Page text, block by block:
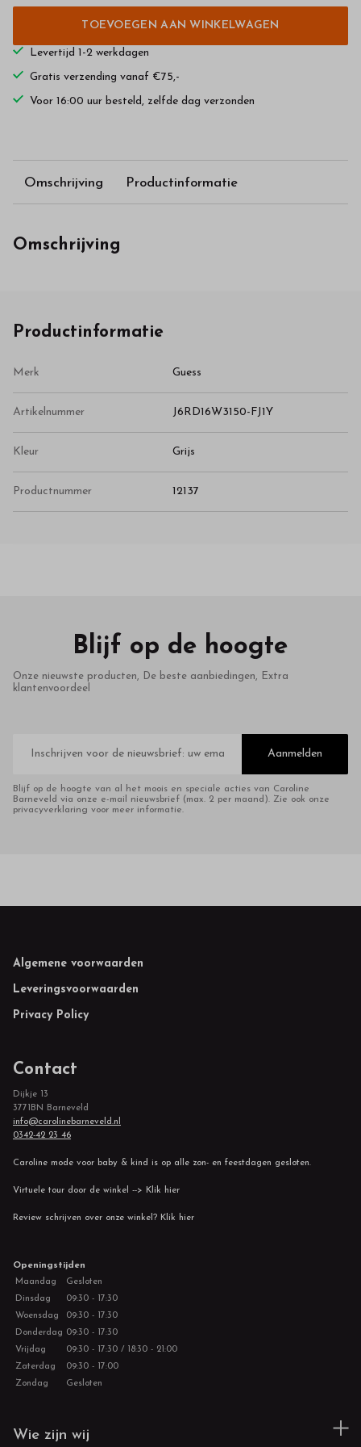
TOEVOEGEN AAN WINKELWAGEN
Levertijd 1-2 werkdagen
Gratis verzending vanaf €75,-
Voor 16:00 uur besteld, zelfde dag verzonden
Omschrijving Productinformatie
Omschrijving
Productinformatie
Merk Guess
Artikelnummer J6RD16W3150-FJ1Y
Kleur Grijs
Productnummer 12137
Blijf op de hoogte
Onze nieuwste producten, De beste aanbiedingen, Extra
klantenvoordeel
mailadres
Aanmelden
Blijf op de hoogte van al het moois en speciale acties van Caroline
Barneveld via onze e-mail nieuwsbrief (max. 2 per maand). Zie ook onze
privacyverklaring voor meer informatie.
Footer
Algemene voorwaarden
Leveringsvoorwaarden
Privacy Policy
Contact
Dijkje 13
3771BN Barneveld
info@carolinebarneveld.nl
0342-42 23 46
Caroline mode voor baby & kind is op alle zon- en feestdagen gesloten.
Virtuele tour door de winkel --> Klik hier
Review schrijven over onze winkel? Klik hier
Openingstijden
Maandag
Gesloten
Dinsdag
09:30 - 17:30
Woensdag
09:30 - 17:30
Donderdag 09:30 - 17:30
Vrijdag
09:30 - 17:30 / 18:30 - 21:00
Zaterdag
09:30 - 17:00
Zondag
Gesloten
Wie zijn wij